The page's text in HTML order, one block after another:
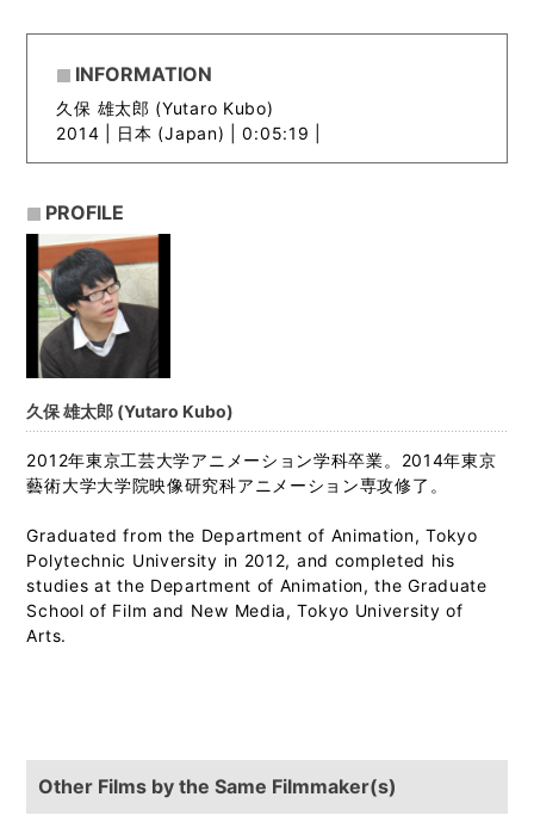
INFORMATION
久保 雄太郎 (Yutaro Kubo)
2014 | 日本 (Japan) | 0:05:19 |
PROFILE
久保 雄太郎 (Yutaro Kubo)
2012年東京工芸大学アニメーション学科卒業。2014年東京
藝術大学大学院映像研究科アニメーション専攻修了。
Graduated from the Department of Animation, Tokyo
Polytechnic University in 2012, and completed his
studies at the Department of Animation, the Graduate
School of Film and New Media, Tokyo University of
Arts.
Other Films by the Same Filmmaker(s)